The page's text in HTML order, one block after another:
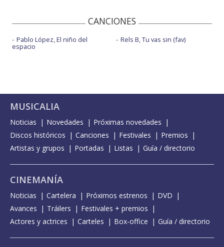
CANCIONES
Pablo López, El niño del
espacio
Rels B, Tu vas sin (fav)
MUSICALIA
Noticias Novedades
Próximas novedades
Discos históricos
Canciones Festivales
Premios
Artistas y grupos
Portadas Listas Guía / directorio
CINEMANÍA
Noticias Cartelera Próximos estrenos
DVD
Avances
Tráilers
Festivales + premios
Actores y actrices
Carteles Box-office Guía / directorio